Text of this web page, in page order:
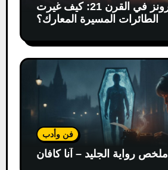
حرب الدرونز في القرن 21: كيف غيرت
الطائرات المسيرة المعارك؟
فن وأدب
ملخص رواية الجليد – آنا كافان